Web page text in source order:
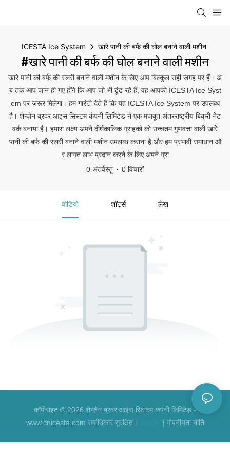
ICESTA Ice System खारे पानी की बर्फ की घोल बनाने वाली मशीन
#खारे पानी की बर्फ की घोल बनाने वाली मशीन
खारे पानी की बर्फ की स्लरी बनाने वाली मशीन के लिए आप बिल्कुल सही जगह पर हैं। अ
ब तक आप जान ही गए होंगे कि आप जो भी ढूंढ रहे हैं, वह आपको ICESTA Ice Syst
em पर जरूर मिलेगा। हम गारंटी देते हैं कि यह ICESTA Ice System पर उपलब्ध
है। शेन्ज़ेन ब्रदर आइस सिस्टम कंपनी लिमिटेड ने एक मजबूत अंतरराष्ट्रीय बिक्री नेट
वर्क बनाया है। हमारा लक्ष्य अपने दीर्घकालिक ग्राहकों को उच्चतम गुणवत्ता वाली खारे
पानी की बर्फ की स्लरी बनाने वाली मशीन उपलब्ध कराना है और हम प्रभावी समाधान औ
र लागत लाभ प्रदान करने के लिए अपने ग्रा
0 अंतर्वस्तु
0 विचारों
वीडियो शॉर्ट्स लेख
कॉपीराइट © 2026 शेन्ज़ेन ब्रदर आइस सिस्टम कंपनी लिमिटेड -
www.cnicesta.com सर्वाधिकार सुरक्षित।
| गोपनीयता नीति